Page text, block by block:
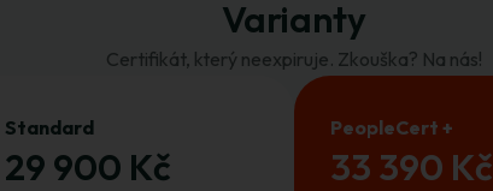
Varianty
Certifikát, který neexpiruje. Zkouška? Na nás!
Standard
29 900 Kč
PeopleCert +
33 390 Kč